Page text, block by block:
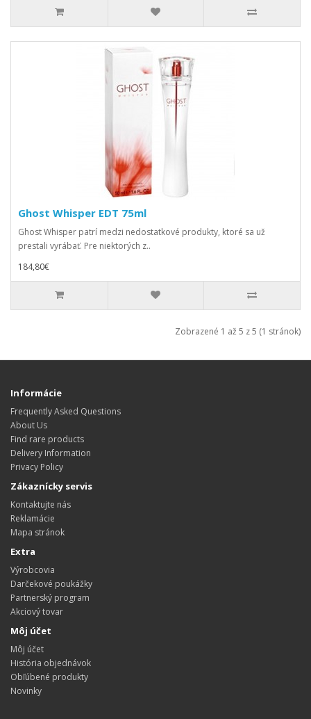
Ghost Whisper EDT 75ml
Ghost Whisper patrí medzi nedostatkové produkty, ktoré sa už
prestali vyrábať. Pre niektorých z..
184,80€
Zobrazené 1 až 5 z 5 (1 stránok)
Informácie
Frequently Asked Questions
About Us
Find rare products
Delivery Information
Privacy Policy
Zákaznícky servis
Kontaktujte nás
Reklamácie
Mapa stránok
Extra
Výrobcovia
Darčekové poukážky
Partnerský program
Akciový tovar
Môj účet
Môj účet
História objednávok
Obľúbené produkty
Novinky